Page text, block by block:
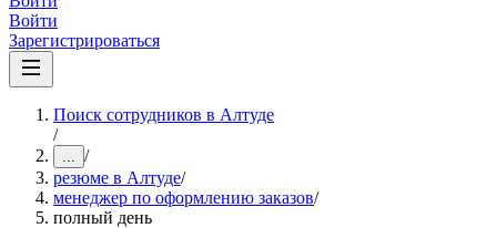
Войти
Зарегистрироваться
Поиск сотрудников в Алтуде
/
... /
резюме в Алтуде/
менеджер по оформлению заказов/
полный день